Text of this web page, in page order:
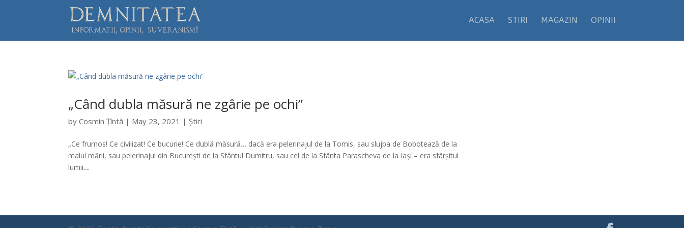
ACASA STIRI MAGAZIN OPINII
„Când dubla măsură ne zgârie pe ochi”
byCosmin Țîntă | May 23, 2021 |Știri
„Ce frumos! Ce civilizat! Ce bucurie! Ce dublă măsură… dacă era pelerinajul de la Tomis, sau slujba de Bobotează de la
malul mării, sau pelerinajul din București de la Sfântul Dumitru, sau cel de la Sfânta Parascheva de la Iași – era sfârșitul
lumii....